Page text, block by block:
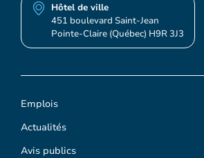
Emplois
Actualités
Avis publics
Hôtel de ville
451 boulevard Saint-Jean
Pointe-Claire (Québec) H9R 3J3